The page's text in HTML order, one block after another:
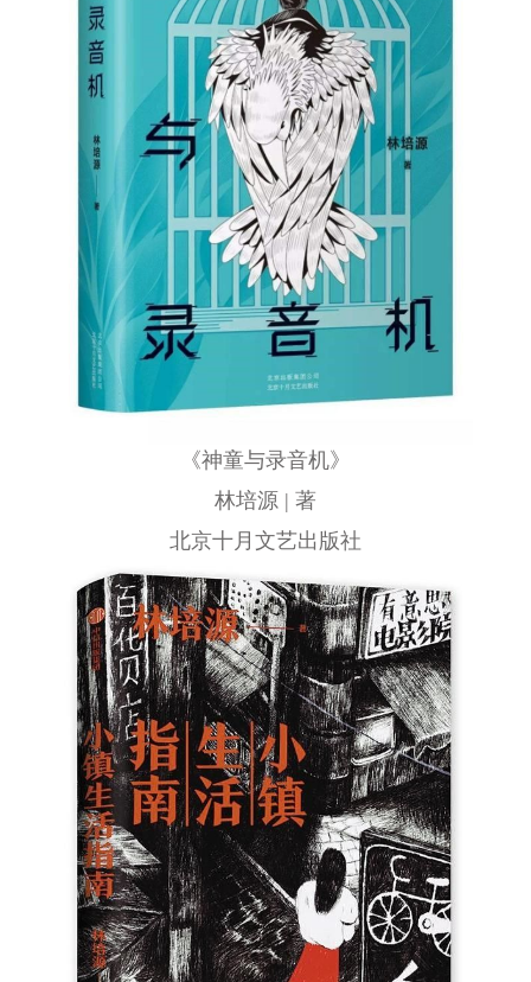
《神童与录音机》
林培源 | 著
北京十月文艺出版社